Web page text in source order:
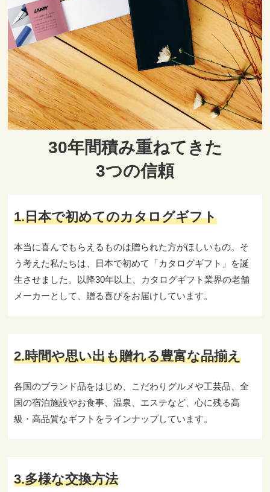
30年間積み重ねてきた
3つの信頼
1.日本で初めてのカタログギフト
本当に喜んでもらえるものは贈られた方がほしいもの。そ
う考えた私たちは、日本で初めて「カタログギフト」を誕
生させました。以降30年以上、カタログギフト業界の老舗
メーカーとして、贈る喜びをお届けしています。
2.時間や思い出も贈れる豊富な品揃え
各国のブランド品をはじめ、こだわりグルメや工芸品、全
国の宿泊施設やお食事、温泉、エステなど、心に残る高
級・高品質なギフトをラインナップしています。
3.多様な交換方法